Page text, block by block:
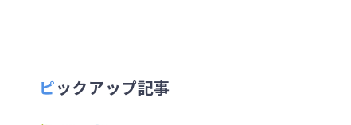
ピックアップ記事